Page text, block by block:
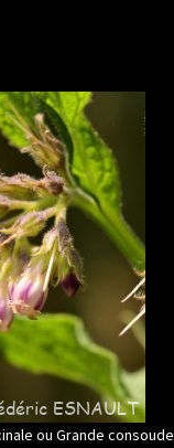
ou Grande consoude